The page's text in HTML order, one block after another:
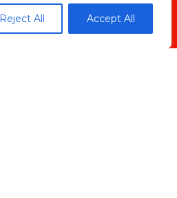
Reject All Accept All
ENVIAR